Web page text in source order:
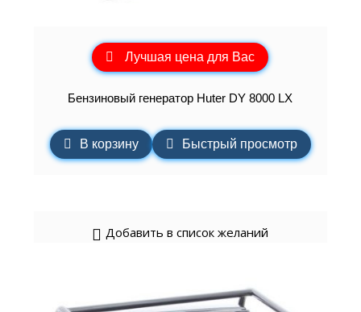
Лучшая цена для Вас
Бензиновый генератор Huter DY 8000 LX
В корзину Быстрый просмотр
Добавить в список желаний